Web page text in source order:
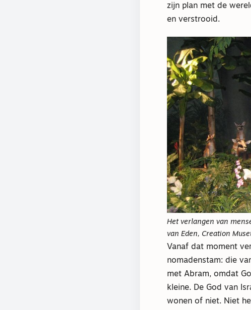
zijn plan met de
en verstrooid.
Het verlangen van
van Eden, Creation
Vanaf dat moment
nomadenstam: die
met Abram, omdat
kleine. De God van
wonen of niet. Niet